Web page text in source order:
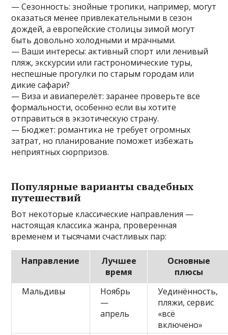
— Сезонность: знойные тропики, например, могут
оказаться менее привлекательными в сезон
дождей, а европейские столицы зимой могут
быть довольно холодными и мрачными.
— Ваши интересы: активный спорт или ленивый
пляж, экскурсии или гастрономические туры,
неспешные прогулки по старым городам или
дикие сафари?
— Виза и авиаперелёт: заранее проверьте все
формальности, особенно если вы хотите
отправиться в экзотическую страну.
— Бюджет: романтика не требует огромных
затрат, но планирование поможет избежать
неприятных сюрпризов.
Популярные варианты свадебных
путешествий
Вот некоторые классические направления —
настоящая классика жанра, проверенная
временем и тысячами счастливых пар:
Направление
Лучшее
время
Основные
плюсы
Мальдивы
Ноябрь
—
апрель
Уединённость,
пляжи, сервис
«всё
включено»